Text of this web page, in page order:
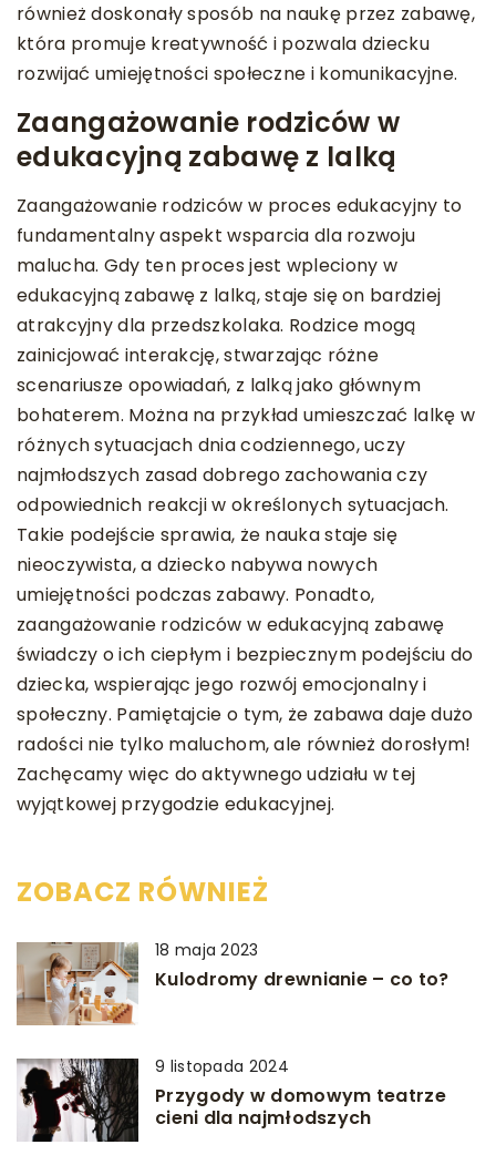
również doskonały sposób na naukę przez zabawę,
która promuje kreatywność i pozwala dziecku
rozwijać umiejętności społeczne i komunikacyjne.
Zaangażowanie rodziców w
edukacyjną zabawę z lalką
Zaangażowanie rodziców w proces edukacyjny to
fundamentalny aspekt wsparcia dla rozwoju
malucha. Gdy ten proces jest wpleciony w
edukacyjną zabawę z lalką, staje się on bardziej
atrakcyjny dla przedszkolaka. Rodzice mogą
zainicjować interakcję, stwarzając różne
scenariusze opowiadań, z lalką jako głównym
bohaterem. Można na przykład umieszczać lalkę w
różnych sytuacjach dnia codziennego, uczy
najmłodszych zasad dobrego zachowania czy
odpowiednich reakcji w określonych sytuacjach.
Takie podejście sprawia, że nauka staje się
nieoczywista, a dziecko nabywa nowych
umiejętności podczas zabawy. Ponadto,
zaangażowanie rodziców w edukacyjną zabawę
świadczy o ich ciepłym i bezpiecznym podejściu do
dziecka, wspierając jego rozwój emocjonalny i
społeczny. Pamiętajcie o tym, że zabawa daje dużo
radości nie tylko maluchom, ale również dorosłym!
Zachęcamy więc do aktywnego udziału w tej
wyjątkowej przygodzie edukacyjnej.
ZOBACZ RÓWNIEŻ
18 maja 2023
Kulodromy drewnianie – co to?
9 listopada 2024
Przygody w domowym teatrze
cieni dla najmłodszych